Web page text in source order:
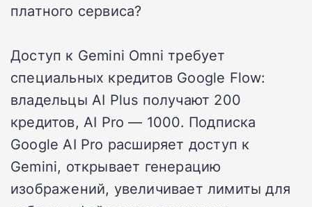
платного сервиса?
Доступ к Gemini Omni требует
специальных кредитов Google Flow:
владельцы AI Plus получают 200
кредитов, AI Pro — 1000. Подписка
Google AI Pro расширяет доступ к
Gemini, открывает генерацию
изображений, увеличивает лимиты для